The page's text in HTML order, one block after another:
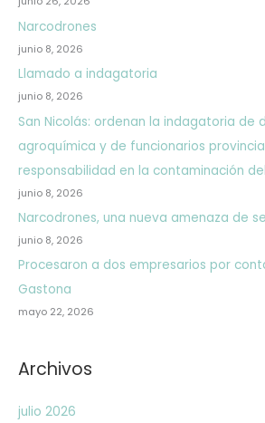
Narcodrones
junio 8, 2026
Llamado a indagatoria
junio 8, 2026
San Nicolás: ordenan la indagatoria de
agroquímica y de funcionarios
responsabilidad en la contaminación
junio 8, 2026
Narcodrones, una nueva amenaza de
junio 8, 2026
Procesaron a dos empresarios por
Gastona
mayo 22, 2026
Archivos
julio 2026